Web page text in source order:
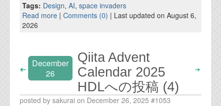
Tags: Design, AI, space invaders
Read more | Comments (0) | Last updated on August 6,
2026
December
26
Qiita Advent
Calendar 2025
HDLへの投稿 (4)
posted by sakurai on December 26, 2025 #1053